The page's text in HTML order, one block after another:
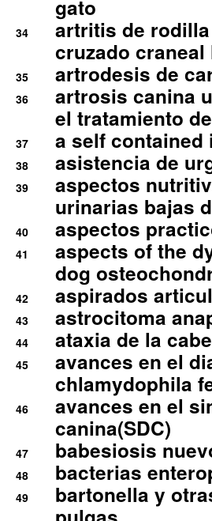
gato
34
artritis de
cruzado craneal
35 artrodesis de
36
artrosis canina
el tratamiento
37 a self
38 asistencia de
39
aspectos
urinarias bajas
40 aspectos
41
aspects of the
dog
42 aspirados
43 astrocitoma
44 ataxia de la
45
avances en el
chlamydophila
46
avances en el
canina(SDC)
47 babesiosis
48 bacterias
49
bartonella y